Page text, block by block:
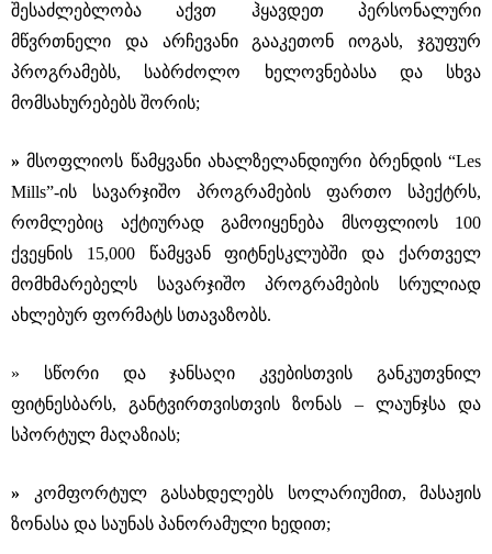
შესაძლებლობა აქვთ ჰყავდეთ პერსონალური
მწვრთნელი და არჩევანი გააკეთონ იოგას, ჯგუფურ
პროგრამებს, საბრძოლო ხელოვნებასა და სხვა
მომსახურებებს შორის;
» მსოფლიოს წამყვანი ახალზელანდიური ბრენდის “Les
Mills”-ის სავარჯიშო პროგრამების ფართო სპექტრს,
რომლებიც აქტიურად გამოიყენება მსოფლიოს 100
ქვეყნის 15,000 წამყვან ფიტნესკლუბში და ქართველ
მომხმარებელს სავარჯიშო პროგრამების სრულიად
ახლებურ ფორმატს სთავაზობს.
» სწორი და ჯანსაღი კვებისთვის განკუთვნილ
ფიტნესბარს, განტვირთვისთვის ზონას – ლაუნჯსა და
სპორტულ მაღაზიას;
» კომფორტულ გასახდელებს სოლარიუმით, მასაჟის
ზონასა და საუნას პანორამული ხედით;